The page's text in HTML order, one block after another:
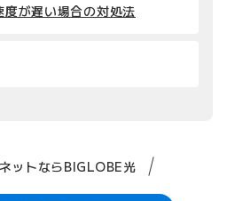
が遅い場合の対処法
ットならBIGLOBE光